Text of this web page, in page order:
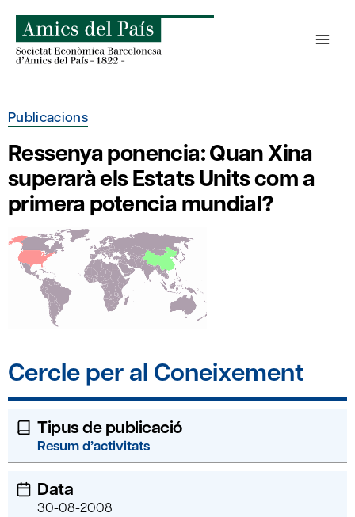
content
Publicacions
Ressenya ponencia: Quan Xina
superarà els Estats Units com a
primera potencia mundial?
Cercle per al Coneixement
Tipus de publicació
Resum d’activitats
Data
30-08-2008